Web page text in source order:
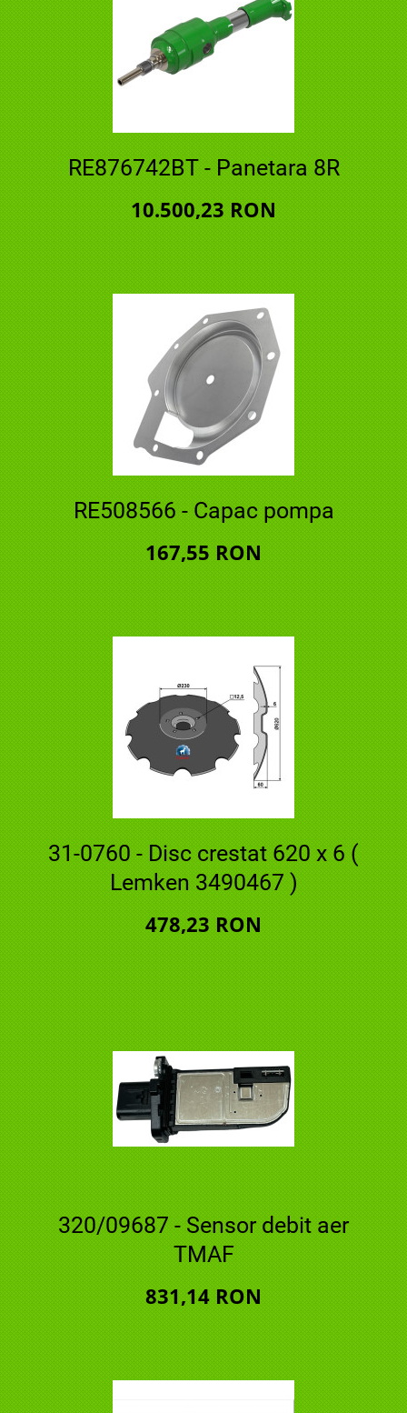
RE876742BT - Panetara 8R
10.500,23 RON
RE508566 - Capac pompa
167,55 RON
31-0760 - Disc crestat 620 x 6 (
Lemken 3490467 )
478,23 RON
320/09687 - Sensor debit aer
TMAF
831,14 RON